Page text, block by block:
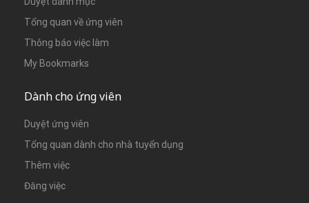
Tổng quan về ứng viên
Thông báo việc làm
My Bookmarks
Dành cho ứng viên
Duyệt ứng viên
Tổng quan dành cho nhà tuyển dụng
Thêm việc
Đăng việc